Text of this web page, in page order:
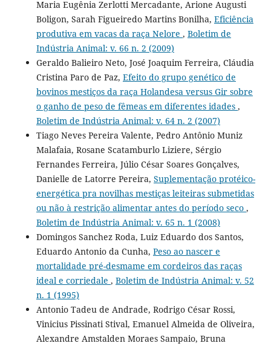
Maria Eugênia Zerlotti Mercadante, Arione Augusti
Boligon, Sarah Figueiredo Martins Bonilha, Eficiência
produtiva em vacas da raça Nelore , Boletim de
Indústria Animal: v. 66 n. 2 (2009)
Geraldo Balieiro Neto, José Joaquim Ferreira, Cláudia
Cristina Paro de Paz, Efeito do grupo genético de
bovinos mestiços da raça Holandesa versus Gir sobre
o ganho de peso de fêmeas em diferentes idades ,
Boletim de Indústria Animal: v. 64 n. 2 (2007)
Tiago Neves Pereira Valente, Pedro Antônio Muniz
Malafaia, Rosane Scatamburlo Liziere, Sérgio
Fernandes Ferreira, Júlio César Soares Gonçalves,
Danielle de Latorre Pereira, Suplementação protéico-
energética pra novilhas mestiças leiteiras submetidas
ou não à restrição alimentar antes do período seco ,
Boletim de Indústria Animal: v. 65 n. 1 (2008)
Domingos Sanchez Roda, Luiz Eduardo dos Santos,
Eduardo Antonio da Cunha, Peso ao nascer e
mortalidade pré-desmame em cordeiros das raças
ideal e corriedale , Boletim de Indústria Animal: v. 52
n. 1 (1995)
Antonio Tadeu de Andrade, Rodrigo César Rossi,
Vinicius Pissinati Stival, Emanuel Almeida de Oliveira,
Alexandre Amstalden Moraes Sampaio, Bruna